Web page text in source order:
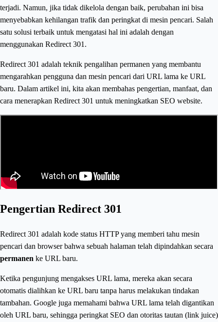
terjadi. Namun, jika tidak dikelola dengan baik, perubahan ini bisa
menyebabkan kehilangan trafik dan peringkat di mesin pencari. Salah
satu solusi terbaik untuk mengatasi hal ini adalah dengan
menggunakan Redirect 301.
Redirect 301 adalah teknik pengalihan permanen yang membantu
mengarahkan pengguna dan mesin pencari dari URL lama ke URL
baru. Dalam artikel ini, kita akan membahas pengertian, manfaat, dan
cara menerapkan Redirect 301 untuk meningkatkan SEO website.
Pengertian Redirect 301
Redirect 301 adalah kode status HTTP yang memberi tahu mesin
pencari dan browser bahwa sebuah halaman telah dipindahkan secara
permanen ke URL baru.
Ketika pengunjung mengakses URL lama, mereka akan secara
otomatis dialihkan ke URL baru tanpa harus melakukan tindakan
tambahan. Google juga memahami bahwa URL lama telah digantikan
oleh URL baru, sehingga peringkat SEO dan otoritas tautan (link juice)